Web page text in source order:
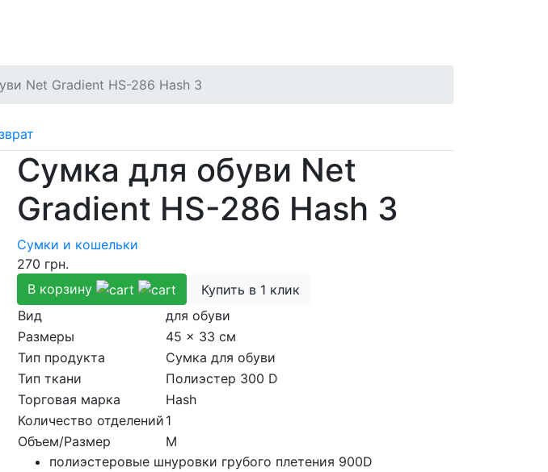
Net Gradient HS-286 Hash 3
Сумка для обуви Net
Gradient HS-286 Hash 3
Сумки и кошельки
270 грн.
В корзину
Купить в 1 клик
Вид
для обуви
Размеры
45 x 33 см
Тип продукта
Сумка для обуви
Тип ткани
Полиэстер 300 D
Торговая марка
Hash
Количество отделений 1
Объем/Размер
M
полиэстеровые шнуровки грубого плетения 900D